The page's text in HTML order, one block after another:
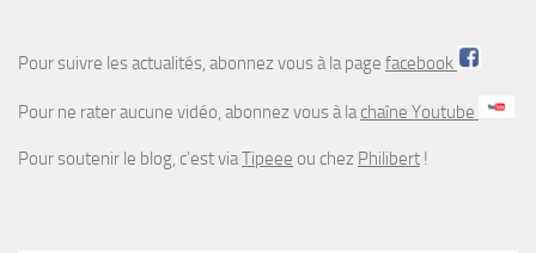
Pour suivre les actualités, abonnez vous à la page facebook
Pour ne rater aucune vidéo, abonnez vous à lachaîne Youtube
Pour soutenir le blog, c’est viaTipeee ou chez Philibert !